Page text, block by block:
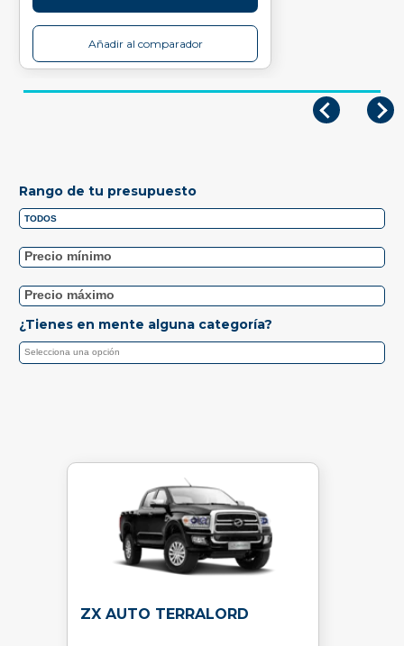
Añadir al comparador
Rango de tu presupuesto
¿Tienes en mente alguna categoría?
ZX AUTO TERRALORD